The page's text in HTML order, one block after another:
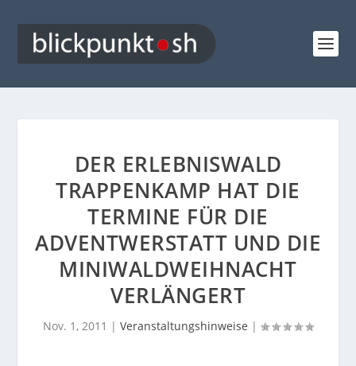
DER ERLEBNISWALD
TRAPPENKAMP HAT DIE
TERMINE FÜR DIE
ADVENTWERSTATT UND DIE
MINIWALDWEIHNACHT
VERLÄNGERT
Nov. 1, 2011 | Veranstaltungshinweise |